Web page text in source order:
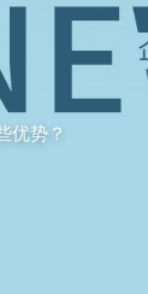
优势？